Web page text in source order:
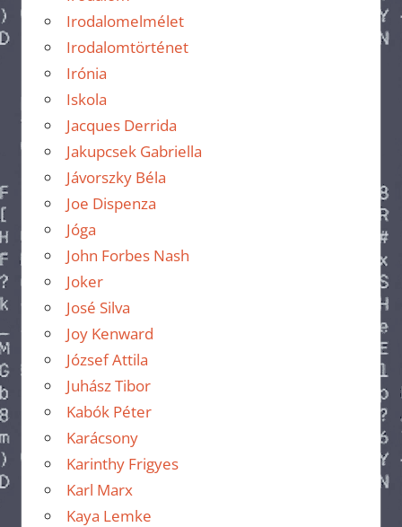
Irodalomelmélet
Irodalomtörténet
Irónia
Iskola
Jacques Derrida
Jakupcsek Gabriella
Jávorszky Béla
Joe Dispenza
Jóga
John Forbes Nash
Joker
José Silva
Joy Kenward
József Attila
Juhász Tibor
Kabók Péter
Karácsony
Karinthy Frigyes
Karl Marx
Kaya Lemke